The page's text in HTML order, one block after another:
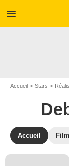
menu
Accueil Stars
Accueil